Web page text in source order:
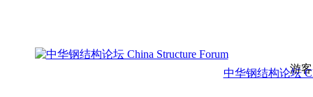
游
中华钢结构论坛